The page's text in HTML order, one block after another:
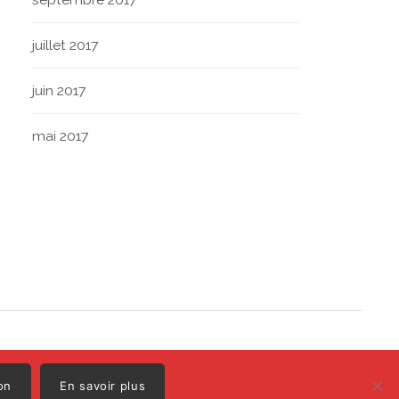
juillet 2017
juin 2017
mai 2017
par Polo
En savoir plus